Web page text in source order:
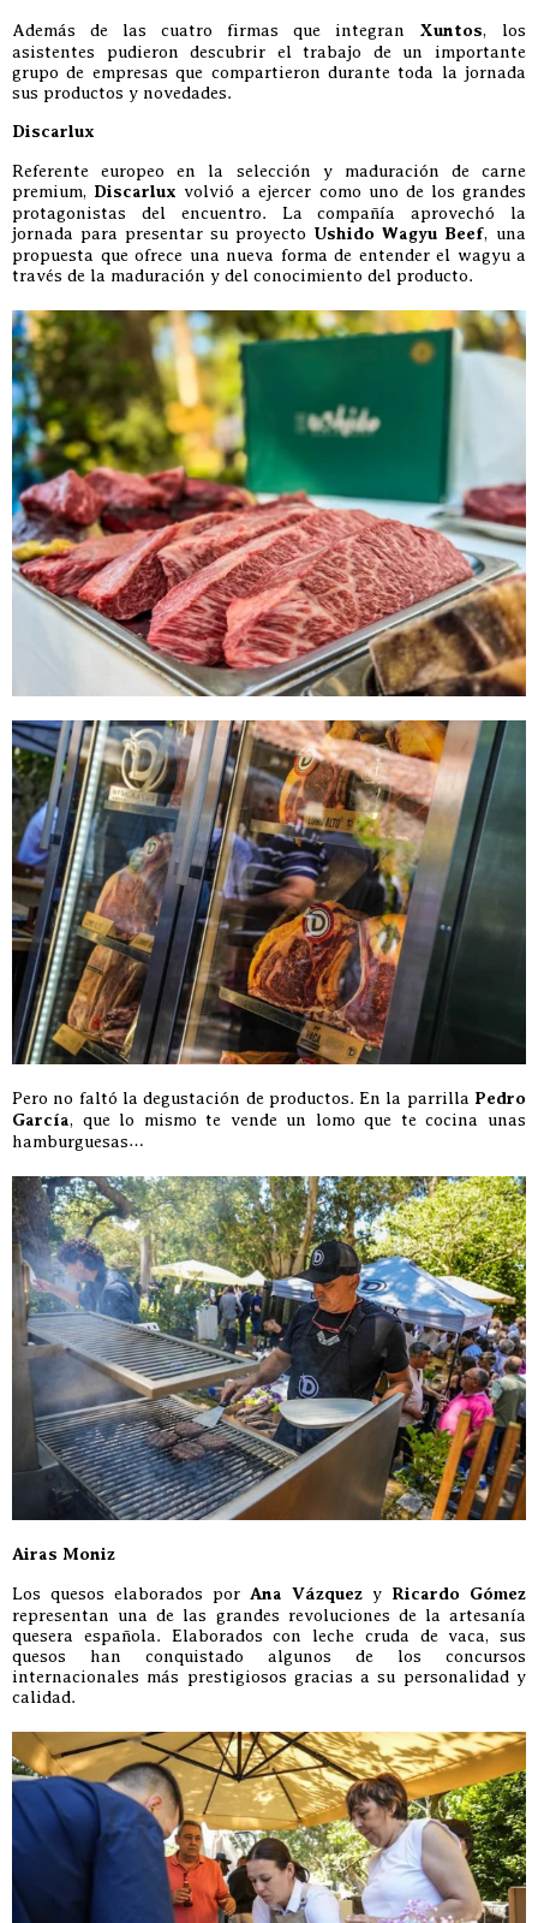
Además de las cuatro firmas que integran Xuntos, los
asistentes pudieron descubrir el trabajo de un importante
grupo de empresas que compartieron durante toda la jornada
sus productos y novedades.
Discarlux
Referente europeo en la selección y maduración de carne
premium, Discarlux volvió a ejercer como uno de los grandes
protagonistas del encuentro. La compañía aprovechó la
jornada para presentar su proyecto Ushido Wagyu Beef, una
propuesta que ofrece una nueva forma de entender el wagyu a
través de la maduración y del conocimiento del producto.
Pero no faltó la degustación de productos. En la parrilla Pedro
García, que lo mismo te vende un lomo que te cocina unas
hamburguesas…
Airas Moniz
Los quesos elaborados por Ana Vázquez y Ricardo Gómez
representan una de las grandes revoluciones de la artesanía
quesera española. Elaborados con leche cruda de vaca, sus
quesos han conquistado algunos de los concursos
internacionales más prestigiosos gracias a su personalidad y
calidad.